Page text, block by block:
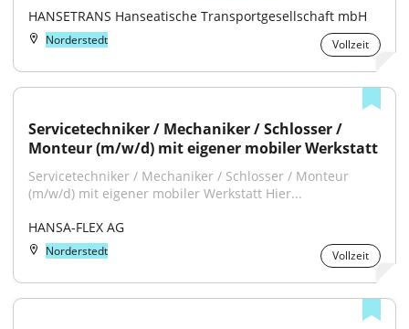
HANSETRANS Hanseatische Transportgesellschaft mbH
Norderstedt Vollzeit
Servicetechniker / Mechaniker / Schlosser /
Monteur (m/w/d) mit eigener mobiler Werkstatt
Servicetechniker / Mechaniker / Schlosser / Monteur
(m/w/d) mit eigener mobiler Werkstatt Hier...
HANSA-FLEX AG
Norderstedt Vollzeit